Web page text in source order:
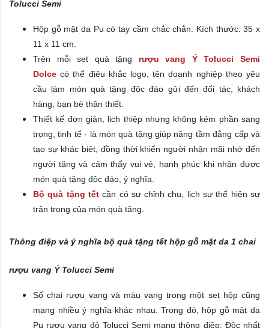
Tolucci Semi
Hộp gỗ mặt da Pu có tay cầm chắc chắn. Kích thước: 35 x
11 x 11 cm.
Trên mỗi set quà tặng rượu vang Ý Tolucci Semi
Dolce có thể điêu khắc logo, tên doanh nghiệp theo yêu
cầu làm món quà tặng độc đáo gửi đến đối tác, khách
hàng, bạn bè thân thiết.
Thiết kế đơn giản, lịch thiệp nhưng không kém phần sang
trọng, tinh tế - là món quà tặng giúp nâng tầm đẳng cấp và
tạo sự khác biệt, đồng thời khiến người nhận mãi nhớ đến
người tặng và cảm thấy vui vẻ, hạnh phúc khi nhận được
món quà tặng độc đáo, ý nghĩa.
Bộ quà tặng tếtcần có sự chỉnh chu, lịch sự thể hiện sự
trân trọng của món quà tặng.
Thông điệp và ý nghĩa bộ quà tặng tết hộp gỗ mặt da 1 chai
rượu vang Ý Tolucci Semi
Số chai rượu vang và màu vang trong một set hộp cũng
mang nhiều ý nghĩa khác nhau. Trong đó, hộp gỗ mặt da
Pu rượu vang đỏ Tolucci Semi mang thông điệp: Độc nhất